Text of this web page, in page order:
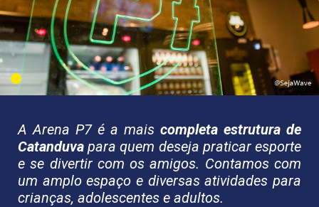
A Arena P7 é a mais completa estrutura de
Catanduva para quem deseja praticar esporte
e se divertir com os amigos. Contamos com
um amplo espaço e diversas atividades para
crianças, adolescentes e adultos.